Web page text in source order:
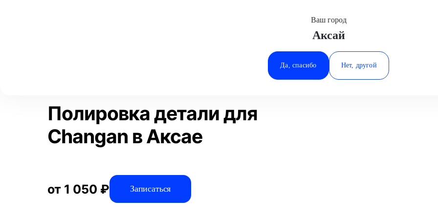
Минеральные Воды
Ростов-на-Дону
Ставрополь
Ваш город
Аксай
Да, спасибо Нет, другой
Полировка детали Changan
Статьи
Полировка детали для
Changan в Аксае
от 1 050 ₽ Записаться